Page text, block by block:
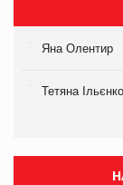
Яна Олентир
Тетяна Ільєнко